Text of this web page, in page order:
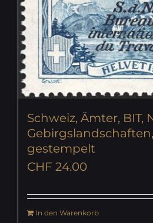
Schweiz, Ämter, BIT,
gestempelt
CHF 24.00
In den Warenkorb